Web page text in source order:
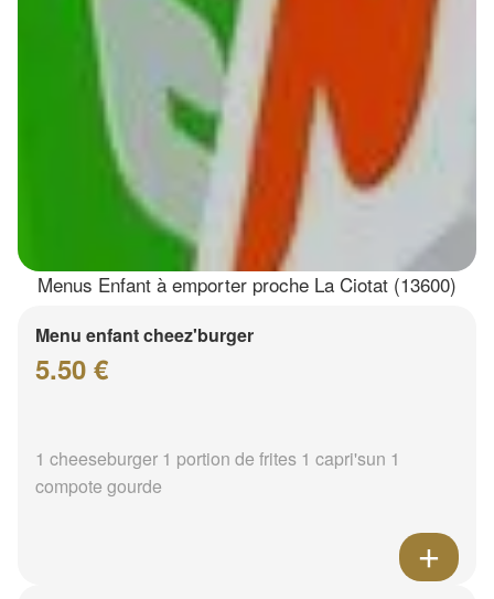
Menus Enfant à emporter proche La Ciotat (13600)
Menu enfant cheez'burger
5.50 €
1 cheeseburger 1 portion de frites 1 capri'sun 1
compote gourde